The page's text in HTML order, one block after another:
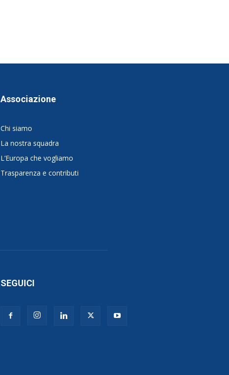
Associazione
Chi siamo
La nostra squadra
L’Europa che vogliamo
Trasparenza e contributi
SEGUICI